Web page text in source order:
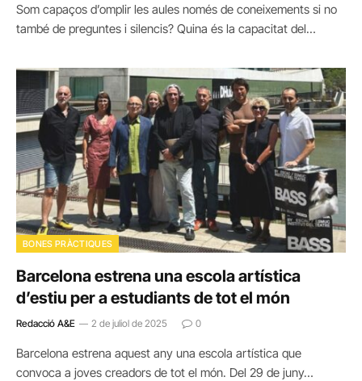
Som capaços d’omplir les aules només de coneixements si no
també de preguntes i silencis? Quina és la capacitat del…
BONES PRÀCTIQUES
Barcelona estrena una escola artística
d’estiu per a estudiants de tot el món
Redacció A&E 2 de juliol de 2025 0
Barcelona estrena aquest any una escola artística que
convoca a joves creadors de tot el món. Del 29 de juny…